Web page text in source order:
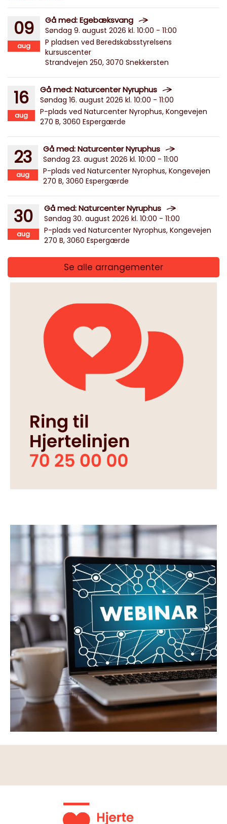
09
aug
Gå med: Egebæksvang
Søndag 9. august 2026 kl. 10:00 - 11:00
P pladsen ved Beredskabsstyrelsens
kursuscenter
Strandvejen 250, 3070 Snekkersten
16
aug
Gå med: Naturcenter Nyruphus
Søndag 16. august 2026 kl. 10:00 - 11:00
P-plads ved Naturcenter Nyrophus, Kongevejen
270 B, 3060 Espergærde
23
aug
Gå med: Naturcenter Nyruphus
Søndag 23. august 2026 kl. 10:00 - 11:00
P-plads ved Naturcenter Nyrophus, Kongevejen
270 B, 3060 Espergærde
30
aug
Gå med: Naturcenter Nyruphus
Søndag 30. august 2026 kl. 10:00 - 11:00
P-plads ved Naturcenter Nyrophus, Kongevejen
270 B, 3060 Espergærde
Se alle arrangementer